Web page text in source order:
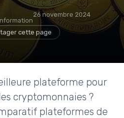
26 novembre 2024
cette page
plateforme pour
cryptomonnaies ?
plateformes de